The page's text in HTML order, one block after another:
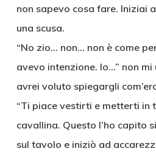
non sapevo cosa fare. Iniziai
una scusa.
“No zio… non… non è come
avevo intenzione. Io…” non
avrei voluto spiegargli
“Ti piace vestirti e metterti in
cavallina. Questo l’ho capito
sul tavolo e iniziò ad